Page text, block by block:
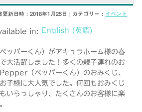
更新日時 : 2018年1月25日 カテゴリー : イベント
in: English (英語)
ッパーくん）がアキュラホーム様の春
大活躍しました！多くの親子連れのお
（ペッパーくん）のおみくじ、
子様に大人気でした。何回もおみくじ
いらっしゃり、たくさんのお客様に楽